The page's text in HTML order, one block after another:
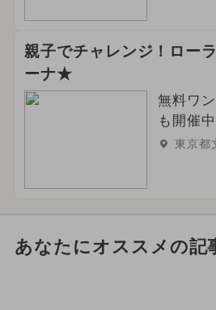
親子でチャレンジ！ロー
ーナ★
無料ワ
も開催
東京都
あなたにオススメの記